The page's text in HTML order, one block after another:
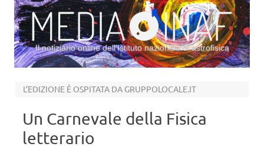
Il notiziario online dell’Istituto nazionale di astrofisica
L’EDIZIONE È OSPITATA DA GRUPPOLOCALE.IT
Un Carnevale della Fisica
letterario